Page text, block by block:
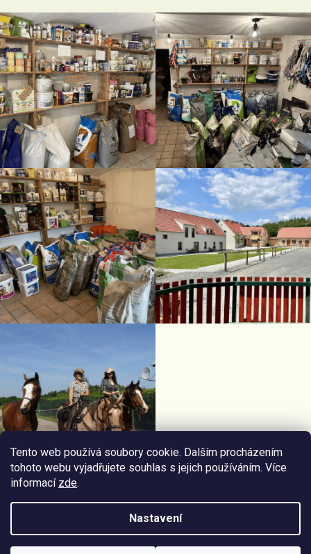
Tento web používá soubory cookie. Dalším procházením
tohoto webu vyjadřujete souhlas s jejich používáním. Více
informací zde.
Nastavení